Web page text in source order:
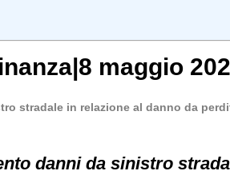
|8 maggio
stradale in relazione al danno da
danni da sinistro